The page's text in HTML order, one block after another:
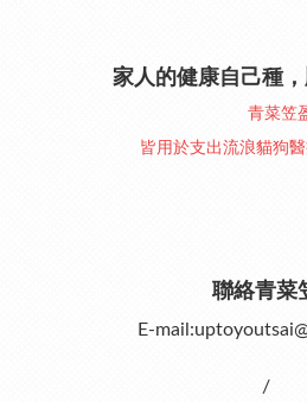
家人的健康自己種
青菜笠
皆用於支出流浪貓狗
聯絡青菜
E-
/